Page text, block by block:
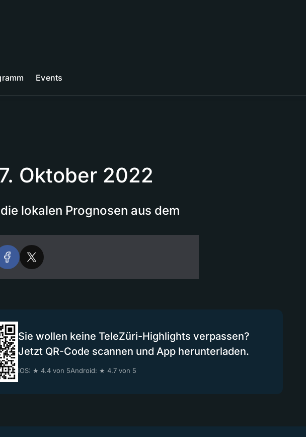
Events
Oktober 2022
lokalen Prognosen aus dem
Sie wollen keine TeleZüri-Highlights verpassen?
Jetzt QR-Code scannen und App herunterladen.
iOS: ★ 4.4 von 5Android: ★ 4.7 von 5